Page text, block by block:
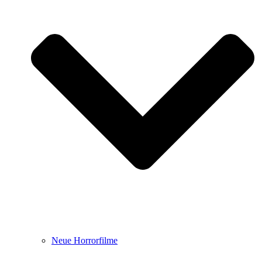
Neue Horrorfilme